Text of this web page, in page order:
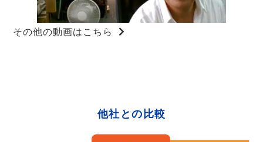
その他の動画はこちら
他社との比較